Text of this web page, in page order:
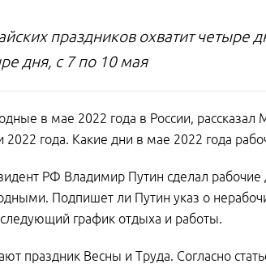
праздников охватит четыре
дня, с 7 по 10 мая
в мае 2022 года в России,
2022 года. Какие дни в мае 2022 года
РФ Владимир Путин сделал
Подпишет ли Путин указ о
график отдыха и работы.
праздник Весны и Труда. Согласно